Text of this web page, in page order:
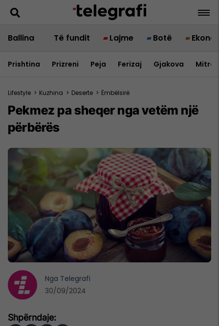
Ballina Të fundit Lajme Botë
Prishtina Prizreni Peja Ferizaj Gjakova
Lifestyle > Kuzhina > Deserte > Ëmbëlsirë
Pekmez pa sheqer nga vetëm një
përbërës
Nga Telegrafi
30/09/2024